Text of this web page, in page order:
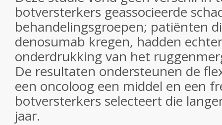
botversterkers geassocieerde
behandelingsgroepen; patiënten
denosumab kregen, hadden
onderdrukking van het
De resultaten ondersteunen de
een oncoloog een middel en een
botversterkers selecteert die
jaar.